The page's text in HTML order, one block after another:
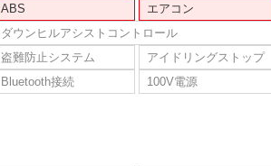
ABS エアコン
ダウンヒルアシストコントロール
盗難防止システム アイドリングストップ
Bluetooth接続 100V電源